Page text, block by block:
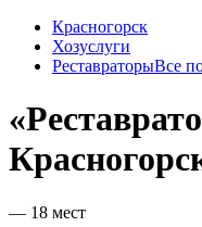
Красногорск
Хозуслуги
РеставраторыВсе
— 18 мест